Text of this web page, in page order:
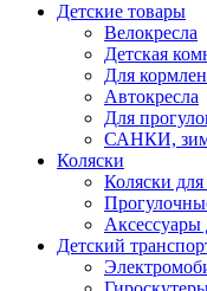
Детские товары
Велокресла
Детская
Для
Автокресла
Для
САНКИ,
Коляски
Коляски
Аксессуары
Детский